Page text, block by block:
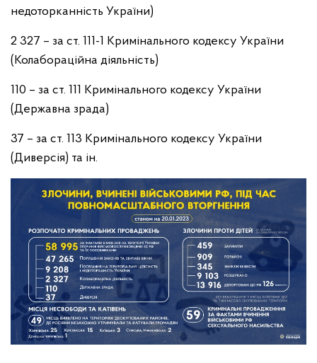
недоторканність України)
2 327 – за ст. 111-1 Кримінального кодексу України
(Колабораційна діяльність)
110 – за ст. 111 Кримінального кодексу України
(Державна зрада)
37 – за ст. 113 Кримінального кодексу України
(Диверсія) та ін.